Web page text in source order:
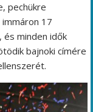
pechükre
17
és minden idők
bajnoki címére